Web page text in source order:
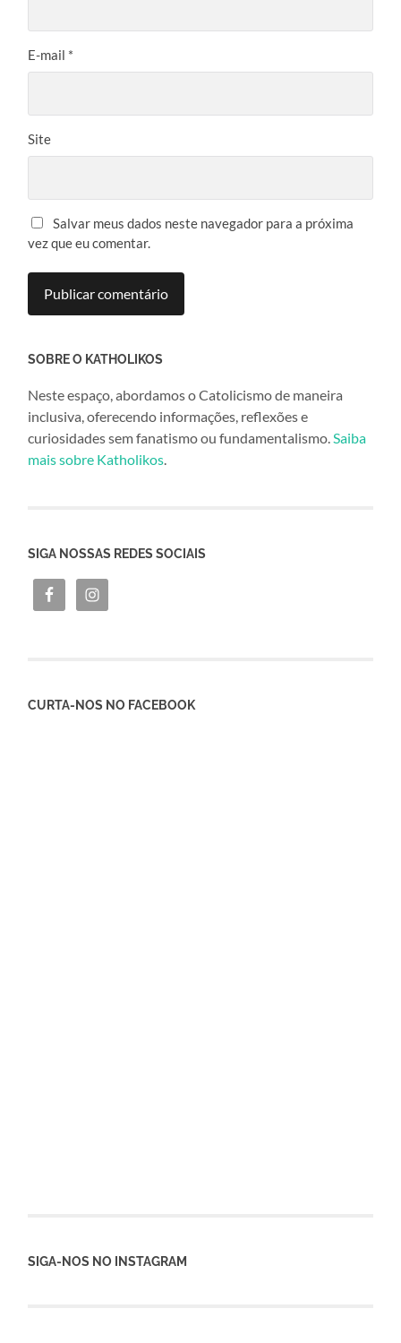
E-mail *
Site
Salvar meus dados neste navegador para a próxima
vez que eu comentar.
SOBRE O KATHOLIKOS
Neste espaço, abordamos o Catolicismo de maneira
inclusiva, oferecendo informações, reflexões e
curiosidades sem fanatismo ou fundamentalismo.Saiba
mais sobre Katholikos.
SIGA NOSSAS REDES SOCIAIS
CURTA-NOS NO FACEBOOK
SIGA-NOS NO INSTAGRAM